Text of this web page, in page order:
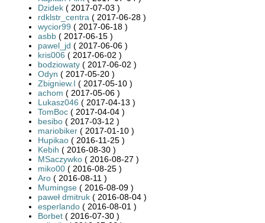
Dzidek ( 2017-07-03 )
rdklstr_centra ( 2017-06-28 )
wycior99 ( 2017-06-18 )
asbb ( 2017-06-15 )
pawel_jd ( 2017-06-06 )
kris006 ( 2017-06-02 )
bodziowaty ( 2017-06-02 )
Odyn ( 2017-05-20 )
Zbigniew.I ( 2017-05-10 )
achom ( 2017-05-06 )
Lukasz046 ( 2017-04-13 )
TomBoc ( 2017-04-04 )
besibo ( 2017-03-12 )
mariobiker ( 2017-01-10 )
Hupikao ( 2016-11-25 )
Kebih ( 2016-08-30 )
MSaczywko ( 2016-08-27 )
miko00 ( 2016-08-25 )
Aro ( 2016-08-11 )
Mumingse ( 2016-08-09 )
paweł dmitruk ( 2016-08-04 )
esperlando ( 2016-08-01 )
Borbet ( 2016-07-30 )